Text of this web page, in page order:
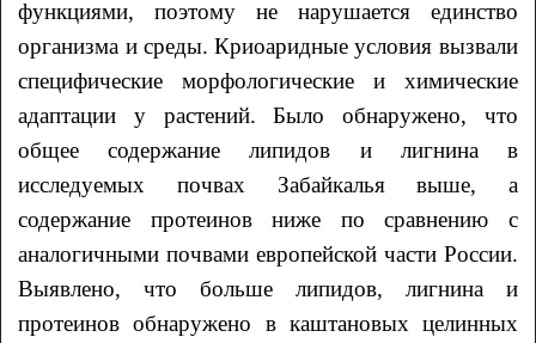
функциями, поэтому не нарушается единство
организма и среды. Криоаридные условия вызвали
специфические морфологические и химические
адаптации у растений. Было обнаружено, что
общее содержание липидов и лигнина в
исследуемых почвах Забайкалья выше, а
содержание протеинов ниже по сравнению с
аналогичными почвами европейской части России.
Выявлено, что больше липидов, лигнина и
протеинов обнаружено в каштановых целинных